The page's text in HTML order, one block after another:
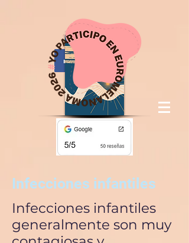
Infecciones infantiles
Infecciones infantiles
generalmente son muy